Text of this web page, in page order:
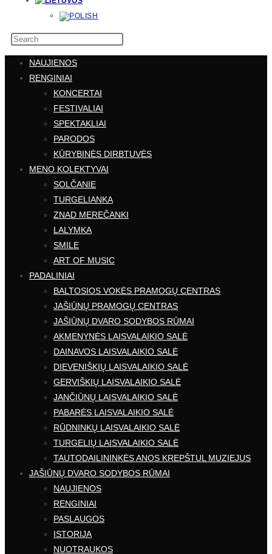
NAUJIENOS
RENGINIAI
KONCERTAI
FESTIVALIAI
SPEKTAKLIAI
PARODOS
KŪRYBINĖS DIRBTUVĖS
MENO KOLEKTYVAI
SOLČANIE
TURGELIANKA
ZNAD MEREČANKI
LALYMKA
SMILE
ART OF MUSIC
PADALINIAI
BALTOSIOS VOKĖS PRAMOGŲ CENTRAS
JAŠIŪNŲ PRAMOGŲ CENTRAS
JAŠIŪNŲ DVARO SODYBOS RŪMAI
AKMENYNĖS LAISVALAIKIO SALĖ
DAINAVOS LAISVALAIKIO SALĖ
DIEVENIŠKIŲ LAISVALAIKIO SALĖ
GERVIŠKIŲ LAISVALAIKIO SALĖ
JANČIŪNŲ LAISVALAIKIO SALĖ
PABARĖS LAISVALAIKIO SALĖ
RŪDNINKŲ LAISVALAIKIO SALĖ
TURGELIŲ LAISVALAIKIO SALĖ
TAUTODAILININKĖS ANOS KREPŠTUL MUZIEJUS
JAŠIŪNŲ DVARO SODYBOS RŪMAI
NAUJIENOS
RENGINIAI
PASLAUGOS
ISTORIJA
NUOTRAUKOS